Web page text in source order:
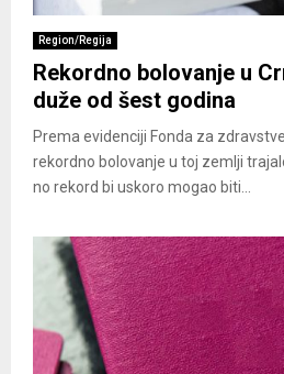
Region/Regija
Rekordno bolovanje u
duže od šest godina
Prema evidenciji Fonda za
rekordno bolovanje u toj zemlji
no rekord bi uskoro mogao biti...